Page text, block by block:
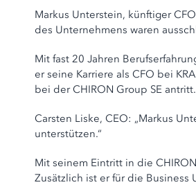
Markus Unterstein, künftiger
des Unternehmens waren
Mit fast 20 Jahren
er seine Karriere als CFO bei
bei der CHIRON Group SE antritt.
Carsten Liske, CEO: „Markus
unterstützen.“
Mit seinem Eintritt in die
Zusätzlich ist er für die Business